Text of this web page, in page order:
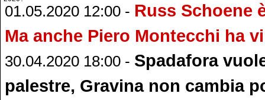
01.05.2020 12:00 - Russ Schoene
Ma anche Piero Montecchi ha
30.04.2020 18:00 - Spadafora
palestre, Gravina non cambia